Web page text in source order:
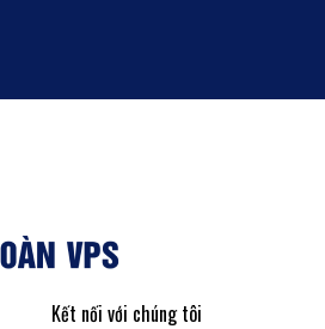
Kết nối với chúng tôi